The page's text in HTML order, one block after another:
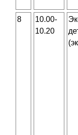
8
10.00-
10.20